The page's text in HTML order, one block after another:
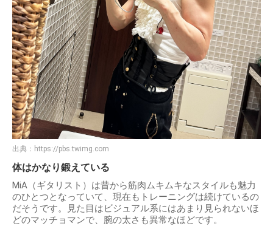
出典： https://pbs.twimg.com
体はかなり鍛えている
MiA（ギタリスト）は昔から筋肉ムキムキなスタイルも魅力
のひとつとなっていて、現在もトレーニングは続けているの
だそうです。見た目はビジュアル系にはあまり見られないほ
どのマッチョマンで、腕の太さも異常なほどです。